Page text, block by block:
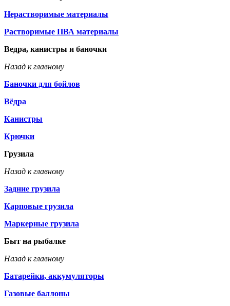
Нерастворимые материалы
Растворимые ПВА материалы
Ведра, канистры и баночки
Назад к главному
Баночки для бойлов
Вёдра
Канистры
Крючки
Грузила
Назад к главному
Задние грузила
Карповые грузила
Маркерные грузила
Быт на рыбалке
Назад к главному
Батарейки, аккумуляторы
Газовые баллоны